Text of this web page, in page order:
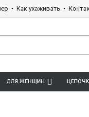
Как ухаживать
ДЛЯ ЖЕНЩИН